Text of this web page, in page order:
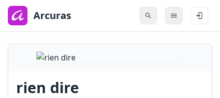
main
content
Arcuras
rien dire